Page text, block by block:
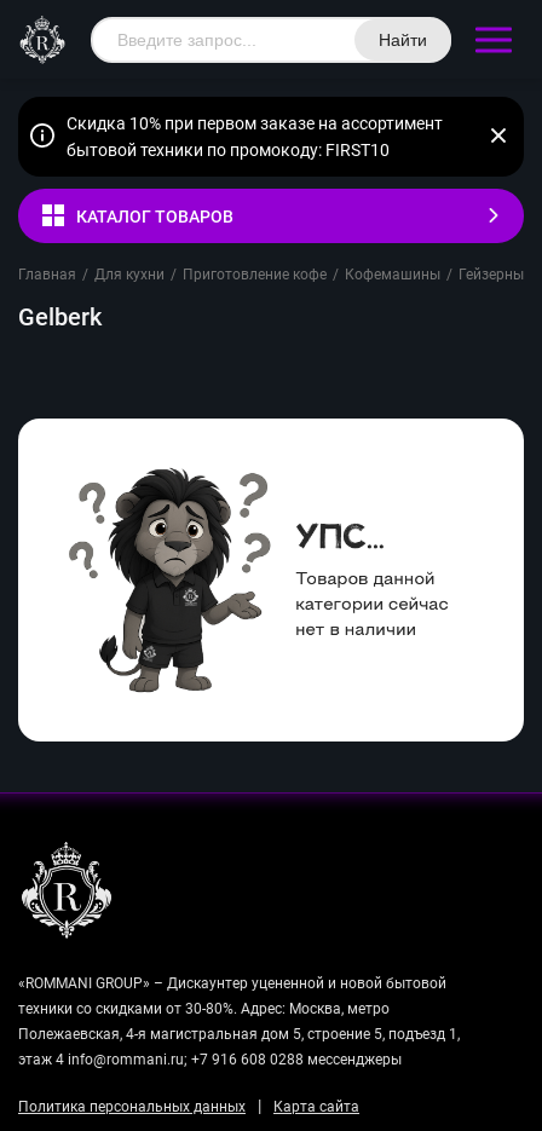
Найти
Скидка 10% при первом заказе на ассортимент
бытовой техники по промокоду: FIRST10
КАТАЛОГ ТОВАРОВ
Главная / Для кухни / Приготовление кофе / Кофемашины / Гейзерные
Gelberk
«ROMMANI GROUP» – Дискаунтер уцененной и новой бытовой
техники со скидками от 30-80%. Адрес: Москва, метро
Полежаевская, 4-я магистральная дом 5, строение 5, подъезд 1,
этаж 4 info@rommani.ru; +7 916 608 0288 мессенджеры
Политика персональных данных | Карта сайта